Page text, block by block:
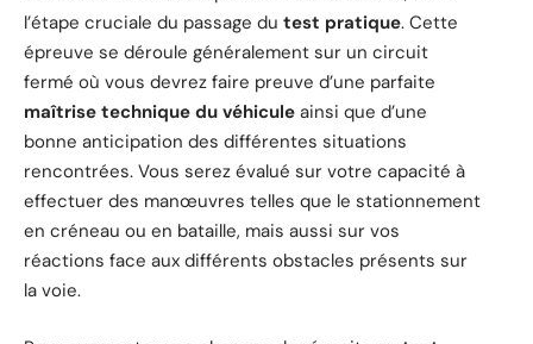
l’étape cruciale du passage du test pratique. Cette
épreuve se déroule généralement sur un circuit
fermé où vous devrez faire preuve d’une parfaite
maîtrise technique du véhicule ainsi que d’une
bonne anticipation des différentes situations
rencontrées. Vous serez évalué sur votre capacité à
effectuer des manœuvres telles que le stationnement
en créneau ou en bataille, mais aussi sur vos
réactions face aux différents obstacles présents sur
la voie.